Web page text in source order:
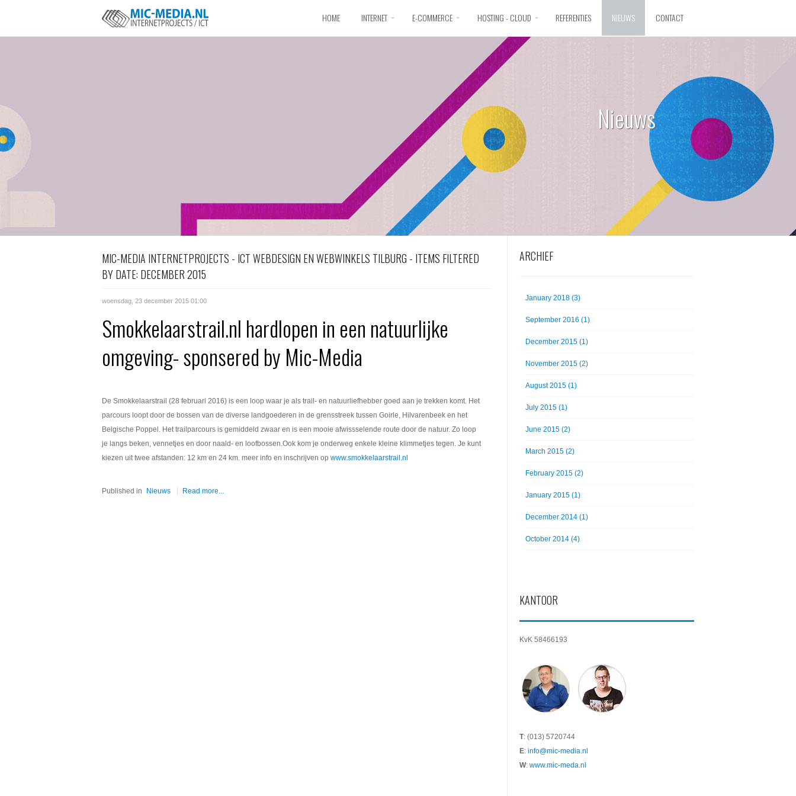
HOME INTERNET E-COMMERCE HOSTING - CLOUD REFERENTIES NIEUWS CONTACT
Nieuws
MIC-MEDIA INTERNETPROJECTS - ICT WEBDESIGN EN WEBWINKELS TILBURG - ITEMS FILTERED
BY DATE: DECEMBER 2015
woensdag, 23 december 2015 01:00
Smokkelaarstrail.nl hardlopen in een natuurlijke
omgeving- sponsered by Mic-Media
De Smokkelaarstrail (28 februari 2016) is een loop waar je als trail- en natuurliefhebber goed aan je trekken komt. Het
parcours loopt door de bossen van de diverse landgoederen in de grensstreek tussen Goirle, Hilvarenbeek en het
Belgische Poppel. Het trailparcours is gemiddeld zwaar en is een mooie afwissselende route door de natuur. Zo loop
je langs beken, vennetjes en door naald- en loofbossen.Ook kom je onderweg enkele kleine klimmetjes tegen. Je kunt
kiezen uit twee afstanden: 12 km en 24 km. meer info en inschrijven op www.smokkelaarstrail.nl
Published in Nieuws Read more...
ARCHIEF
January 2018 (3)
September 2016 (1)
December 2015 (1)
November 2015 (2)
August 2015 (1)
July 2015 (1)
June 2015 (2)
March 2015 (2)
February 2015 (2)
January 2015 (1)
December 2014 (1)
October 2014 (4)
KANTOOR
KvK 58466193
T: (013) 5720744
E: info@mic-media.nl
W: www.mic-meda.nl